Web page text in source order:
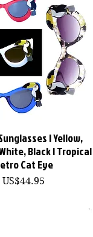
快速瀏覽
| Yellow,
Black | Tropical
Cat Eye
價格
US$44.95